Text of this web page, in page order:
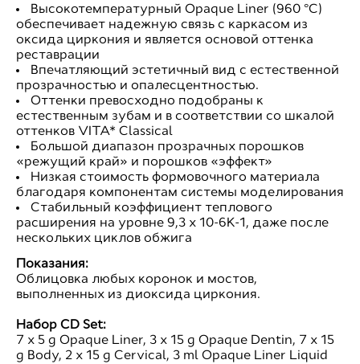
Высокотемпературный Opaque Liner (960 °C)
обеспечивает надежную связь с каркасом из
оксида циркония и является основой оттенка
реставрации
Впечатляющий эстетичный вид с естественной
прозрачностью и опалесцентностью.
Оттенки превосходно подобраны к
естественным зубам и в соответствии со шкалой
оттенков VITA* Classical
Большой диапазон прозрачных порошков
«режущий край» и порошков «эффект»
Низкая стоимость формовочного материала
благодаря компонентам системы моделирования
Стабильный коэффициент теплового
расширения на уровне 9,3 х 10-6K-1, даже после
нескольких циклов обжига
Показания:
Облицовка любых коронок и мостов,
выполненных из диоксида циркония.
Набор CD Set:
7 x 5 g Opaque Liner, 3 x 15 g Opaque Dentin, 7 x 15
g Body, 2 x 15 g Cervical, 3 ml Opaque Liner Liquid